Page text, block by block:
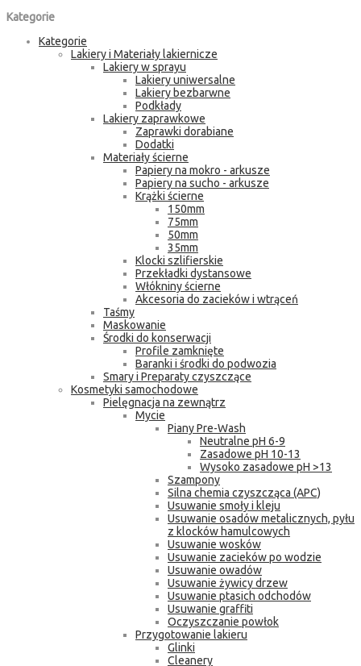
Kategorie
Kategorie
Lakiery i Materiały lakiernicze
Lakiery w sprayu
Lakiery uniwersalne
Lakiery bezbarwne
Podkłady
Lakiery zaprawkowe
Zaprawki dorabiane
Dodatki
Materiały ścierne
Papiery na mokro - arkusze
Papiery na sucho - arkusze
Krążki ścierne
150mm
75mm
50mm
35mm
Klocki szlifierskie
Przekładki dystansowe
Włókniny ścierne
Akcesoria do zacieków i wtrąceń
Taśmy
Maskowanie
Środki do konserwacji
Profile zamknięte
Baranki i środki do podwozia
Smary i Preparaty czyszczące
Kosmetyki samochodowe
Pielęgnacja na zewnątrz
Mycie
Piany Pre-Wash
Neutralne pH 6-9
Zasadowe pH 10-13
Wysoko zasadowe pH >13
Szampony
Silna chemia czyszcząca (APC)
Usuwanie smoły i kleju
Usuwanie osadów metalicznych, pyłu
z klocków hamulcowych
Usuwanie wosków
Usuwanie zacieków po wodzie
Usuwanie owadów
Usuwanie żywicy drzew
Usuwanie ptasich odchodów
Usuwanie graffiti
Oczyszczanie powłok
Przygotowanie lakieru
Glinki
Cleanery